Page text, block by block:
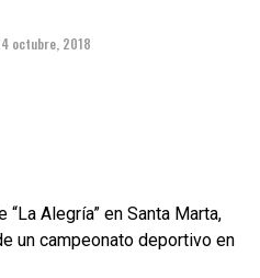
octubre, 2018
Alegría” en Santa Marta,
un campeonato deportivo en